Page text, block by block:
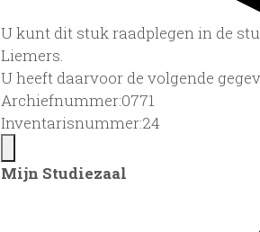
U kunt dit stuk raadplegen in de
Liemers.
U heeft daarvoor de volgende
Archiefnummer:0771
Inventarisnummer:24
Mijn Studiezaal